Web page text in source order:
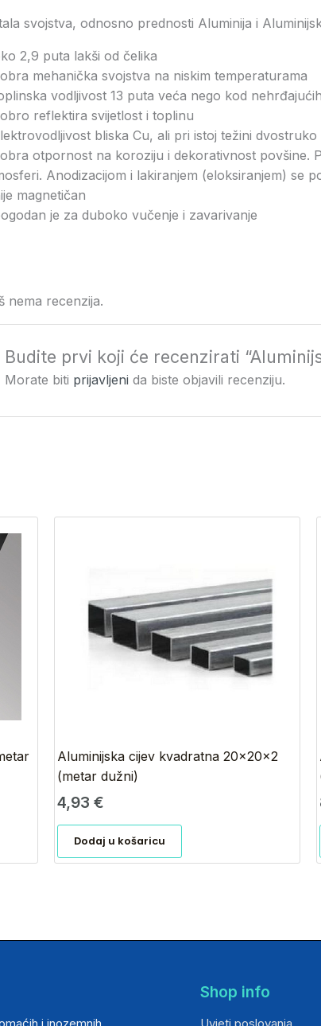
svojstva, odnosno prednosti Aluminija i
2,9 puta lakši od čelika
mehanička svojstva na niskim temperaturama
vodljivost 13 puta veća nego kod
reflektira svijetlost i toplinu
bliska Cu, ali pri istoj težini
otpornost na koroziju i dekorativnost povšine.
Anodizacijom i lakiranjem (eloksiranjem) se
magnetičan
je za duboko vučenje i zavarivanje
nema recenzija.
Budite prvi koji će recenzirati
Morate biti prijavljeni da biste objavili recenziju.
Aluminijska cijev kvadratna 20x20x2
(metar dužni)
4,93€
Dodaj u košaricu
Shop info